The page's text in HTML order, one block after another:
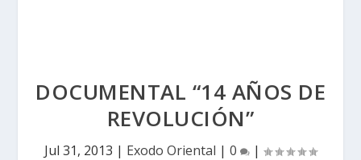
DOCUMENTAL “14 AÑOS DE
REVOLUCIÓN”
Jul 31, 2013 | Exodo Oriental | 0 |